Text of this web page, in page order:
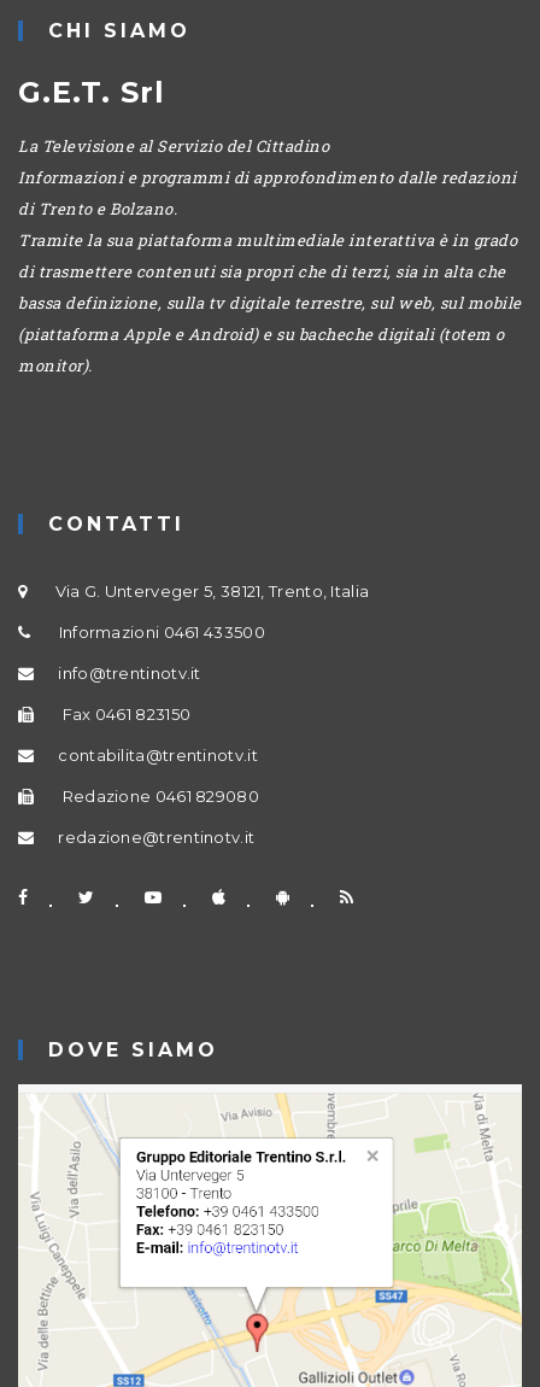
CHI SIAMO
G.E.T. Srl
La Televisione al Servizio del Cittadino
Informazioni e programmi di approfondimento dalle redazioni
di Trento e Bolzano.
Tramite la sua piattaforma multimediale interattiva è in grado
di trasmettere contenuti sia propri che di terzi, sia in alta che
bassa definizione, sulla tv digitale terrestre, sul web, sul mobile
(piattaforma Apple e Android) e su bacheche digitali (totem o
monitor).
CONTATTI
Via G. Unterveger 5, 38121, Trento, Italia
Informazioni 0461 433500
info@trentinotv.it
Fax 0461 823150
contabilita@trentinotv.it
Redazione 0461 829080
redazione@trentinotv.it
DOVE SIAMO